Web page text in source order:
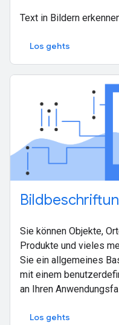
Text in Bildern
Los gehts
Sie können Objekte,
Produkte und vieles
Sie ein allgemeines
mit einem
an Ihren
Los gehts